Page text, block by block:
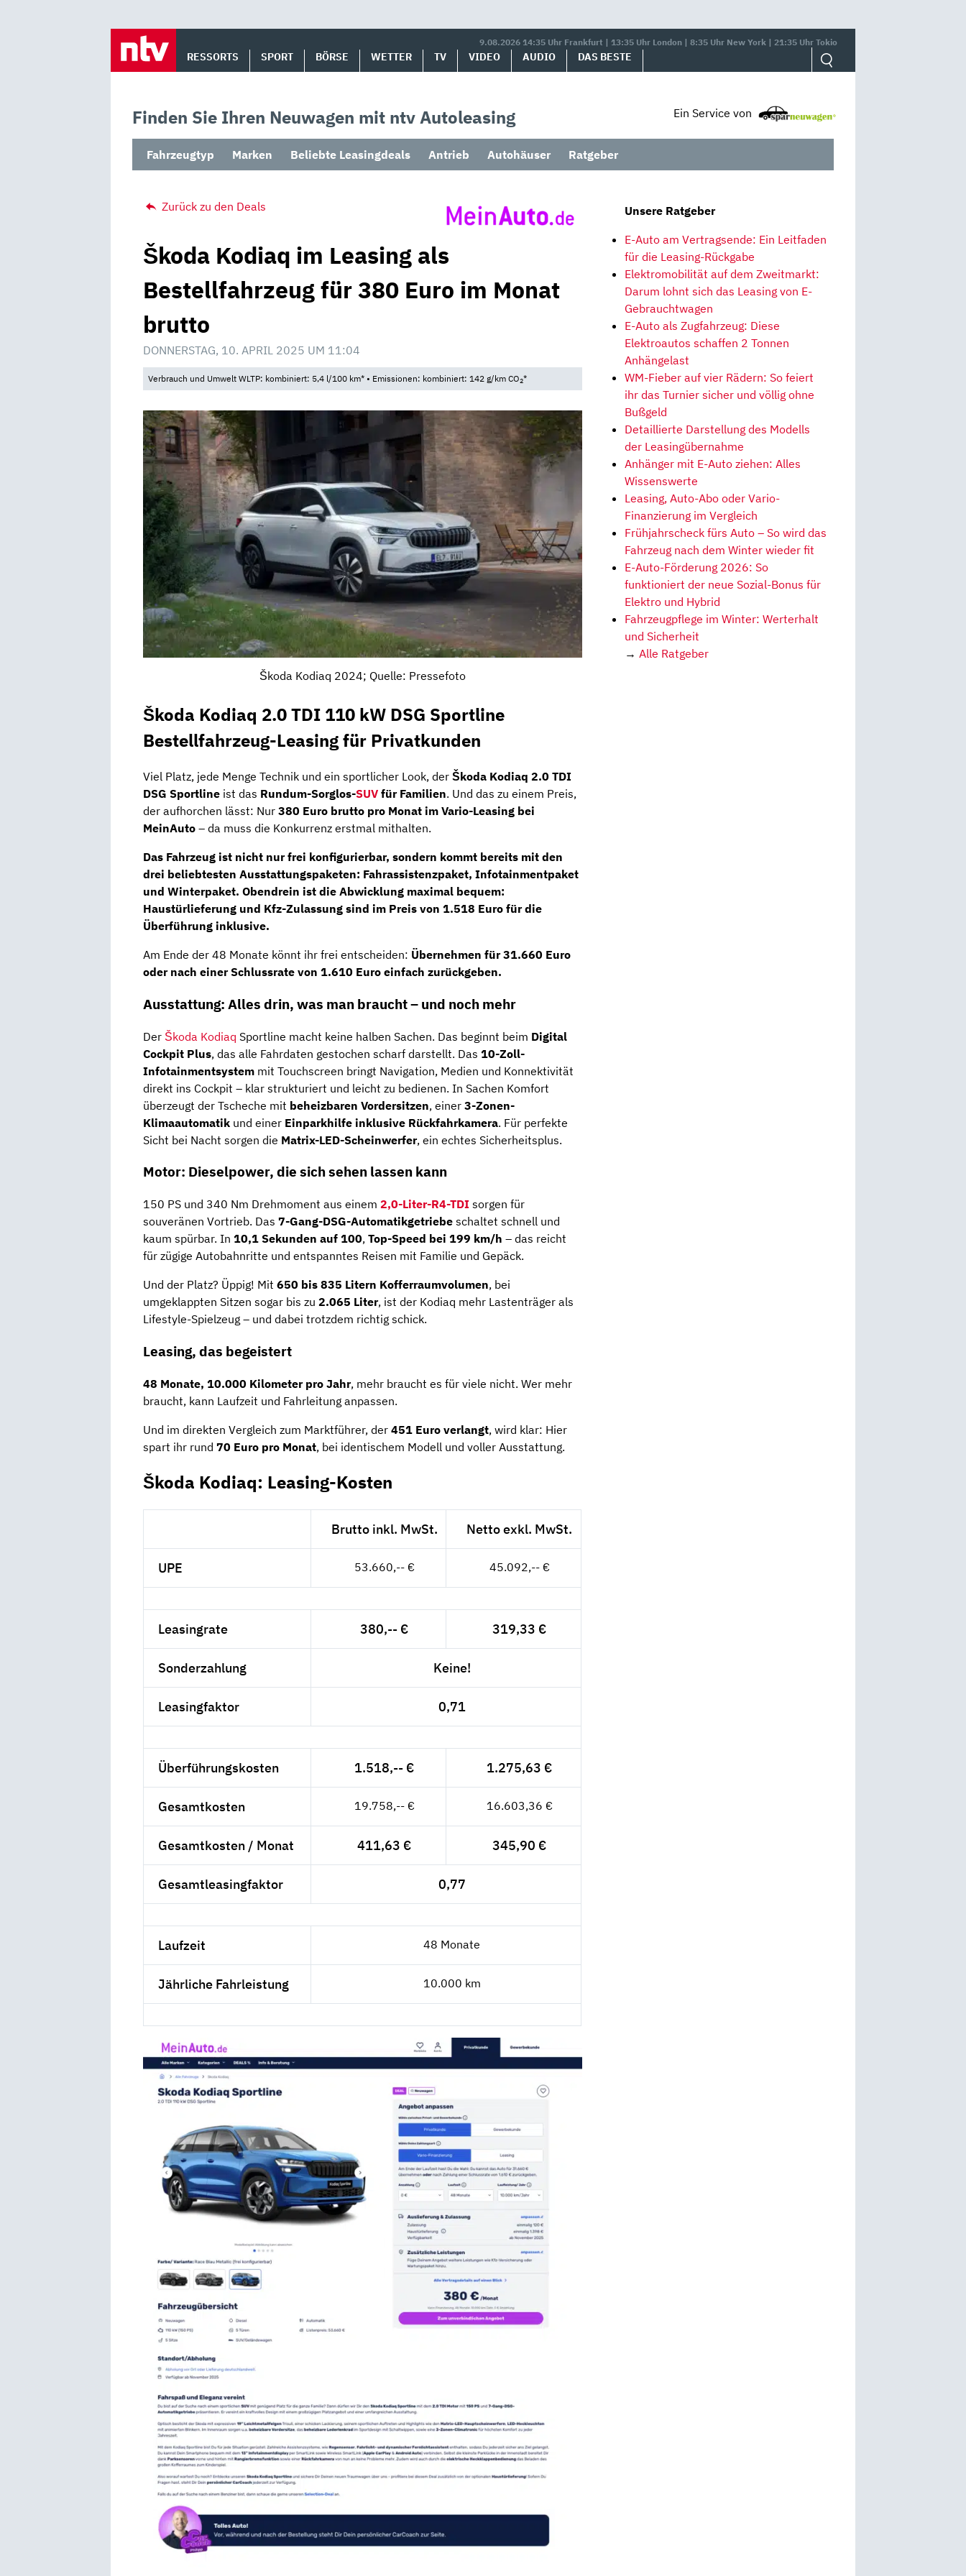
9.08.2026 14:35 Uhr Frankfurt | 13:35 Uhr London | 8:35 Uhr New York | 21:35 Uhr Tokio
RESSORTS SPORT BÖRSE WETTER TV VIDEO AUDIO DAS BESTE
Finden Sie Ihren Neuwagen mit ntv Autoleasing Ein Service von
Fahrzeugtyp Marken Beliebte Leasingdeals Antrieb Autohäuser Ratgeber
Zurück zu den Deals
Škoda Kodiaq im Leasing als
Bestellfahrzeug für 380 Euro im Monat
brutto
DONNERSTAG, 10. APRIL 2025 UM 11:04
Verbrauch und Umwelt WLTP: kombiniert: 5,4 l/100 km* • Emissionen: kombiniert: 142 g/km CO2*
Škoda Kodiaq 2024; Quelle: Pressefoto
Škoda Kodiaq 2.0 TDI 110 kW DSG Sportline
Bestellfahrzeug-Leasing für Privatkunden
Viel Platz, jede Menge Technik und ein sportlicher Look, der Škoda Kodiaq 2.0 TDI
DSG Sportline ist das Rundum-Sorglos-SUV für Familien. Und das zu einem Preis,
der aufhorchen lässt: Nur 380 Euro brutto pro Monat im Vario-Leasing bei
MeinAuto – da muss die Konkurrenz erstmal mithalten.
Das Fahrzeug ist nicht nur frei konfigurierbar, sondern kommt bereits mit den
drei beliebtesten Ausstattungspaketen: Fahrassistenzpaket, Infotainmentpaket
und Winterpaket. Obendrein ist die Abwicklung maximal bequem:
Haustürlieferung und Kfz-Zulassung sind im Preis von 1.518 Euro für die
Überführung inklusive.
Am Ende der 48 Monate könnt ihr frei entscheiden: Übernehmen für 31.660 Euro
oder nach einer Schlussrate von 1.610 Euro einfach zurückgeben.
Ausstattung: Alles drin, was man braucht – und noch mehr
Der Škoda Kodiaq Sportline macht keine halben Sachen. Das beginnt beim Digital
Cockpit Plus, das alle Fahrdaten gestochen scharf darstellt. Das 10-Zoll-
Infotainmentsystem mit Touchscreen bringt Navigation, Medien und Konnektivität
direkt ins Cockpit – klar strukturiert und leicht zu bedienen. In Sachen Komfort
überzeugt der Tscheche mit beheizbaren Vordersitzen, einer 3-Zonen-
Klimaautomatik und einer Einparkhilfe inklusive Rückfahrkamera. Für perfekte
Sicht bei Nacht sorgen die Matrix-LED-Scheinwerfer, ein echtes Sicherheitsplus.
Motor: Dieselpower, die sich sehen lassen kann
150 PS und 340 Nm Drehmoment aus einem 2,0-Liter-R4-TDI sorgen für
souveränen Vortrieb. Das 7-Gang-DSG-Automatikgetriebe schaltet schnell und
kaum spürbar. In 10,1 Sekunden auf 100, Top-Speed bei 199 km/h – das reicht
für zügige Autobahnritte und entspanntes Reisen mit Familie und Gepäck.
Und der Platz? Üppig! Mit 650 bis 835 Litern Kofferraumvolumen, bei
umgeklappten Sitzen sogar bis zu 2.065 Liter, ist der Kodiaq mehr Lastenträger als
Lifestyle-Spielzeug – und dabei trotzdem richtig schick.
Leasing, das begeistert
48 Monate, 10.000 Kilometer pro Jahr, mehr braucht es für viele nicht. Wer mehr
braucht, kann Laufzeit und Fahrleitung anpassen.
Und im direkten Vergleich zum Marktführer, der 451 Euro verlangt, wird klar: Hier
spart ihr rund 70 Euro pro Monat, bei identischem Modell und voller Ausstattung.
Škoda Kodiaq: Leasing-Kosten
Brutto inkl. MwSt. Netto exkl. MwSt.
UPE 53.660,-- € 45.092,-- €
Leasingrate 380,-- € 319,33 €
Sonderzahlung Keine!
Leasingfaktor 0,71
Überführungskosten 1.518,-- € 1.275,63 €
Gesamtkosten 19.758,-- € 16.603,36 €
Gesamtkosten / Monat 411,63 € 345,90 €
Gesamtleasingfaktor 0,77
Laufzeit 48 Monate
Jährliche Fahrleistung 10.000 km
Unsere Ratgeber
E-Auto am Vertragsende: Ein Leitfaden
für die Leasing-Rückgabe
Elektromobilität auf dem Zweitmarkt:
Darum lohnt sich das Leasing von E-
Gebrauchtwagen
E-Auto als Zugfahrzeug: Diese
Elektroautos schaffen 2 Tonnen
Anhängelast
WM-Fieber auf vier Rädern: So feiert
ihr das Turnier sicher und völlig ohne
Bußgeld
Detaillierte Darstellung des Modells
der Leasingübernahme
Anhänger mit E-Auto ziehen: Alles
Wissenswerte
Leasing, Auto-Abo oder Vario-
Finanzierung im Vergleich
Frühjahrscheck fürs Auto – So wird das
Fahrzeug nach dem Winter wieder fit
E-Auto-Förderung 2026: So
funktioniert der neue Sozial-Bonus für
Elektro und Hybrid
Fahrzeugpflege im Winter: Werterhalt
und Sicherheit
→ Alle Ratgeber